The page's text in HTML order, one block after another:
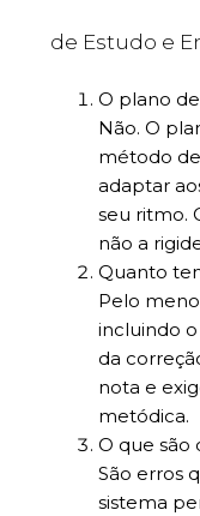
de Estudo e
O plano
Não. O
método
adaptar
seu ritmo.
não a
Quanto
Pelo
incluindo
da
nota e
metódica.
O que são
São erros
sistema